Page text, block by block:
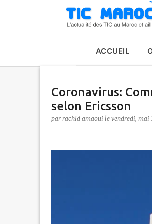
ACCUEIL
Coronavirus:
selon Ericsson
par rachid amaoui le vendredi, mai